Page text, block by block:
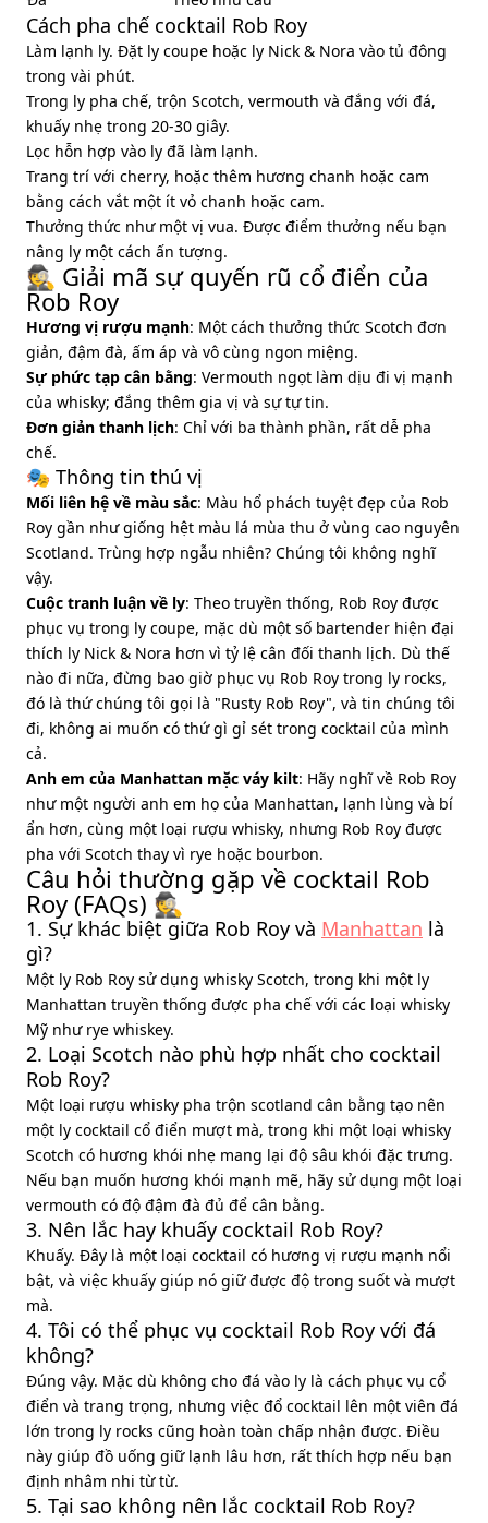
Cách pha chế cocktail Rob Roy
Làm lạnh ly. Đặt ly coupe hoặc ly Nick & Nora vào tủ đông
trong vài phút.
Trong ly pha chế, trộn Scotch, vermouth và đắng với đá,
khuấy nhẹ trong 20-30 giây.
Lọc hỗn hợp vào ly đã làm lạnh.
Trang trí với cherry, hoặc thêm hương chanh hoặc cam
bằng cách vắt một ít vỏ chanh hoặc cam.
Thưởng thức như một vị vua. Được điểm thưởng nếu bạn
nâng ly một cách ấn tượng.
🕵️ Giải mã sự quyến rũ cổ điển của
Rob Roy
Hương vị rượu mạnh: Một cách thưởng thức Scotch đơn
giản, đậm đà, ấm áp và vô cùng ngon miệng.
Sự phức tạp cân bằng: Vermouth ngọt làm dịu đi vị mạnh
của whisky; đắng thêm gia vị và sự tự tin.
Đơn giản thanh lịch: Chỉ với ba thành phần, rất dễ pha
chế.
🎭 Thông tin thú vị
Mối liên hệ về màu sắc: Màu hổ phách tuyệt đẹp của Rob
Roy gần như giống hệt màu lá mùa thu ở vùng cao nguyên
Scotland. Trùng hợp ngẫu nhiên? Chúng tôi không nghĩ
vậy.
Cuộc tranh luận về ly: Theo truyền thống, Rob Roy được
phục vụ trong ly coupe, mặc dù một số bartender hiện đại
thích ly Nick & Nora hơn vì tỷ lệ cân đối thanh lịch. Dù thế
nào đi nữa, đừng bao giờ phục vụ Rob Roy trong ly rocks,
đó là thứ chúng tôi gọi là "Rusty Rob Roy", và tin chúng tôi
đi, không ai muốn có thứ gì gỉ sét trong cocktail của mình
cả.
Anh em của Manhattan mặc váy kilt: Hãy nghĩ về Rob Roy
như một người anh em họ của Manhattan, lạnh lùng và bí
ẩn hơn, cùng một loại rượu whisky, nhưng Rob Roy được
pha với Scotch thay vì rye hoặc bourbon.
Câu hỏi thường gặp về cocktail Rob
Roy (FAQs) 🕵️
1. Sự khác biệt giữa Rob Roy và Manhattan là
gì?
Một ly Rob Roy sử dụng whisky Scotch, trong khi một ly
Manhattan truyền thống được pha chế với các loại whisky
Mỹ như rye whiskey.
2. Loại Scotch nào phù hợp nhất cho cocktail
Rob Roy?
Một loại rượu whisky pha trộn scotland cân bằng tạo nên
một ly cocktail cổ điển mượt mà, trong khi một loại whisky
Scotch có hương khói nhẹ mang lại độ sâu khói đặc trưng.
Nếu bạn muốn hương khói mạnh mẽ, hãy sử dụng một loại
vermouth có độ đậm đà đủ để cân bằng.
3. Nên lắc hay khuấy cocktail Rob Roy?
Khuấy. Đây là một loại cocktail có hương vị rượu mạnh nổi
bật, và việc khuấy giúp nó giữ được độ trong suốt và mượt
mà.
4. Tôi có thể phục vụ cocktail Rob Roy với đá
không?
Đúng vậy. Mặc dù không cho đá vào ly là cách phục vụ cổ
điển và trang trọng, nhưng việc đổ cocktail lên một viên đá
lớn trong ly rocks cũng hoàn toàn chấp nhận được. Điều
này giúp đồ uống giữ lạnh lâu hơn, rất thích hợp nếu bạn
định nhâm nhi từ từ.
5. Tại sao không nên lắc cocktail Rob Roy?